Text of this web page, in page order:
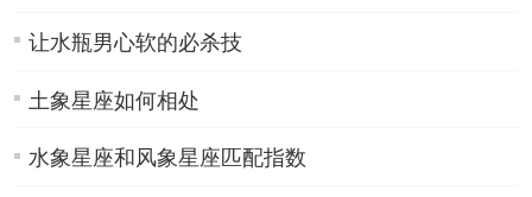
让水瓶男心软的必杀技
土象星座如何相处
水象星座和风象星座匹配指数